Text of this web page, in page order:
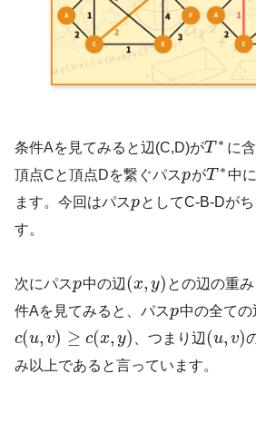
条件Aを見てみると辺(C,D)がT ∗ に
頂点Cと頂点Dを繋ぐパスpがT ∗ 中
ます。今回はパスpとしてC-B-Dが
す。
次にパスp中の辺 (x, y) との辺の重
件Aを見てみると、パスp中の全ての
c(u, v) ≥ c(x, y) 、つまり辺 (u, v)
み以上であると言っています。